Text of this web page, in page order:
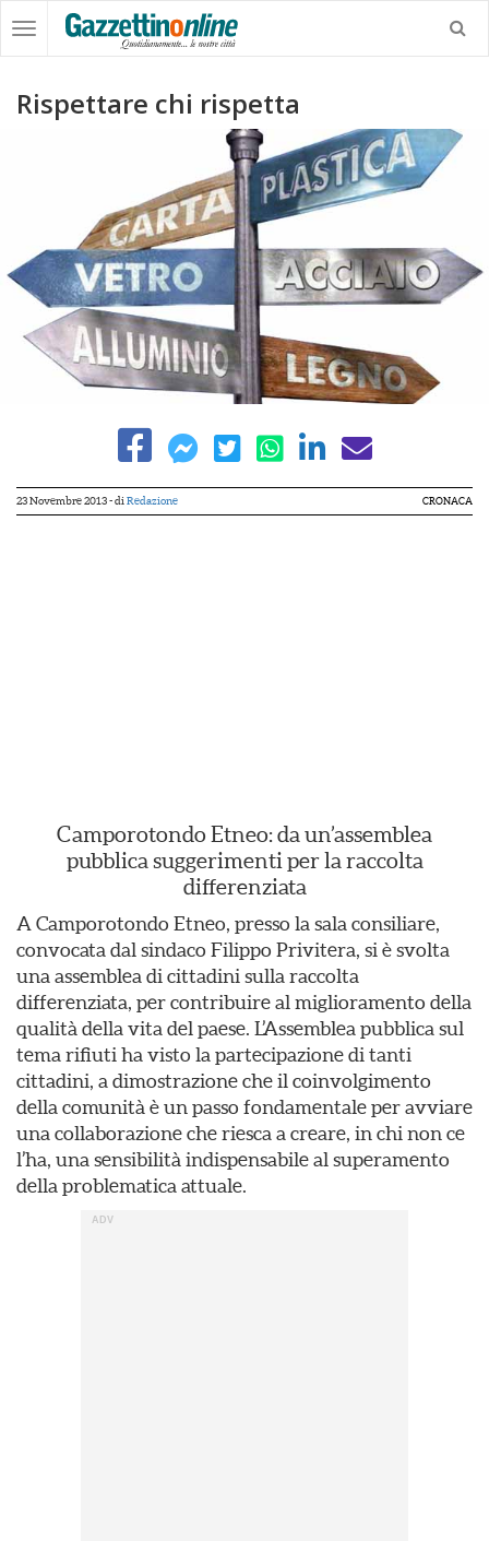
Rispettare chi rispetta
23 Novembre 2013- di Redazione CRONACA
Camporotondo Etneo: da un’assemblea
pubblica suggerimenti per la raccolta
differenziata
A Camporotondo Etneo, presso la sala consiliare,
convocata dal sindaco Filippo Privitera, si è svolta
una assemblea di cittadini sulla raccolta
differenziata, per contribuire al miglioramento della
qualità della vita del paese. L’Assemblea pubblica sul
tema rifiuti ha visto la partecipazione di tanti
cittadini, a dimostrazione che il coinvolgimento
della comunità è un passo fondamentale per avviare
una collaborazione che riesca a creare, in chi non ce
l’ha, una sensibilità indispensabile al superamento
della problematica attuale.